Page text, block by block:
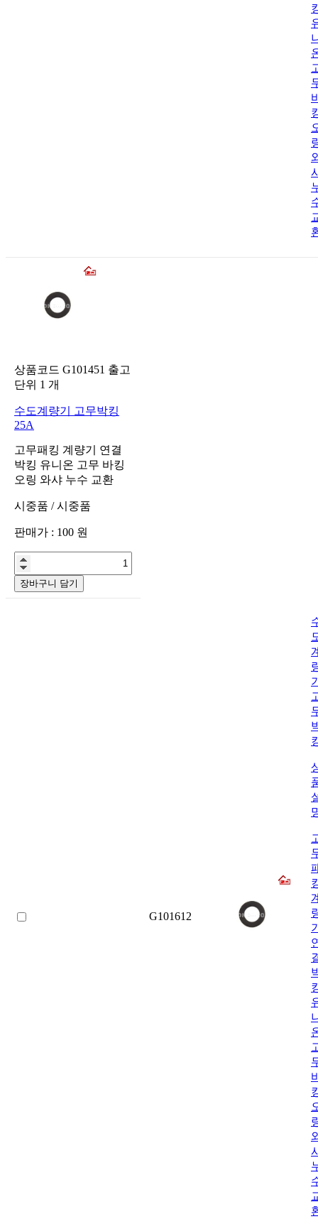
상품코드 G101451 출고
단위 1 개
수도계량기 고무박킹
25A
고무패킹 계량기 연결
박킹 유니온 고무 바킹
오링 와샤 누수 교환
시중품 / 시중품
판매가 : 100 원
장바구니 담기
G101612